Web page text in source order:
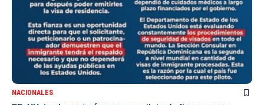
NACIONALES